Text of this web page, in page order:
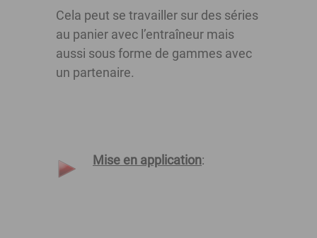
Cela peut se travailler sur des séries
au panier avec l’entraîneur mais
aussi sous forme de gammes avec
un partenaire.
Mise en application: